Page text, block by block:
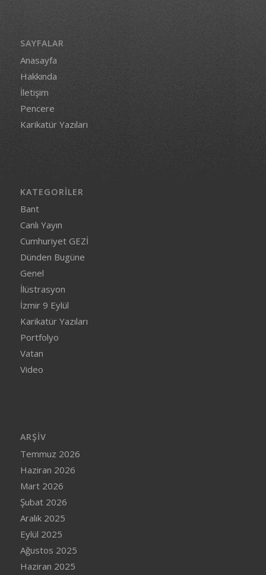
SAYFALAR
Anasayfa
Hakkında
İletişim
Pencere
Karikatür Yazıları
KATEGORILER
Bant
Canlı Yayın
Cumhuriyet GEZİ
Dünden Bugüne
Genel
İlüstrasyon
İzmir 9 Eylül
Karikatür Yazıları
Portfolyo
Vatan
Video
ARŞIV
Temmuz 2026
Haziran 2026
Mart 2026
Şubat 2026
Aralık 2025
Eylül 2025
Ağustos 2025
Haziran 2025